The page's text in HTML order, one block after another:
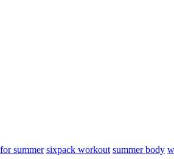
summer sixpack workout summer body